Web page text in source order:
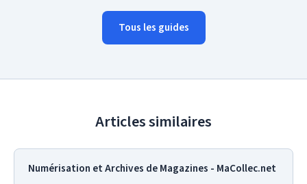
Tous les guides
Articles similaires
Numérisation et Archives de Magazines - MaCollec.net